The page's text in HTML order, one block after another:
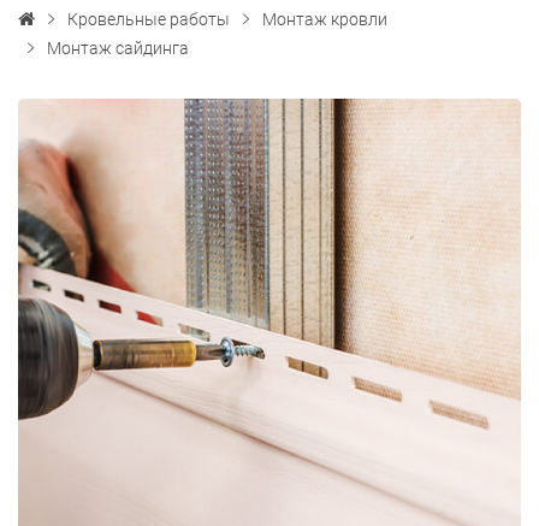
Кровельные работы
Монтаж кровли
Монтаж сайдинга